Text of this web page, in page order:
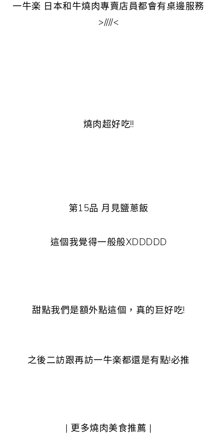
一牛楽 日本和牛燒肉專賣店員都會有桌邊服務
>////<
燒肉超好吃!!
第15品 月見鹽蔥飯
這個我覺得一般般XDDDDD
甜點我們是額外點這個，真的巨好吃!
之後二訪跟再訪一牛楽都還是有點!必推
| 更多燒肉美食推薦 |